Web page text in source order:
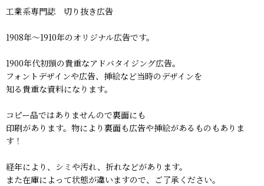
工業系専門誌 切り抜き広告
1908年〜1910年のオリジナル広告です。
1900年代初頭の貴重なアドバタイジング広告。
フォントデザインや広告、挿絵など当時のデザインを
知る貴重な資料になります。
コピー品ではありませんので裏面にも
印刷があります。物により裏面も広告や挿絵があるものもありま
す！
経年により、シミや汚れ、折れなどがあります。
また在庫によって状態が違いますので、ご了承ください。